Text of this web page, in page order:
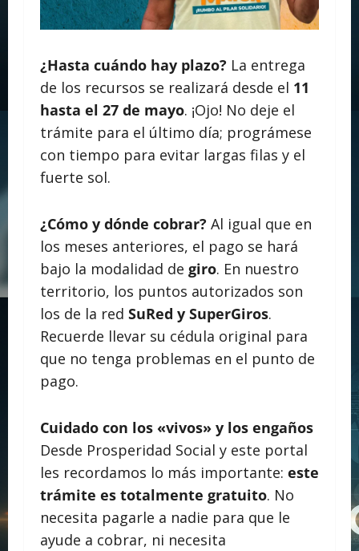
¿Hasta cuándo hay plazo? La entrega
de los recursos se realizará desde el 11
hasta el 27 de mayo. ¡Ojo! No deje el
trámite para el último día; prográmese
con tiempo para evitar largas filas y el
fuerte sol.
¿Cómo y dónde cobrar? Al igual que en
los meses anteriores, el pago se hará
bajo la modalidad de giro. En nuestro
territorio, los puntos autorizados son
los de la red SuRed y SuperGiros.
Recuerde llevar su cédula original para
que no tenga problemas en el punto de
pago.
Cuidado con los «vivos» y los engaños
Desde Prosperidad Social y este portal
les recordamos lo más importante: este
trámite es totalmente gratuito. No
necesita pagarle a nadie para que le
ayude a cobrar, ni necesita